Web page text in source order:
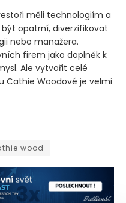
měli technologiím a
opatrní, diverzifikovat
nebo manažera.
firem jako doplněk k
Ale vytvořit celé
Cathie Woodové je velmi
svou agresivní
wood